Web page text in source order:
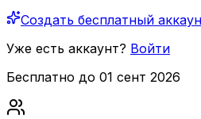
Создать бесплатный
Уже есть аккаунт? Войти
Бесплатно до 01 сент 2026